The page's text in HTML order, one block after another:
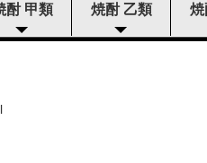
酎 甲類 焼酎 乙類 焼